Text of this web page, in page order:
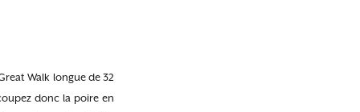
Walk longue de 32
donc la poire en